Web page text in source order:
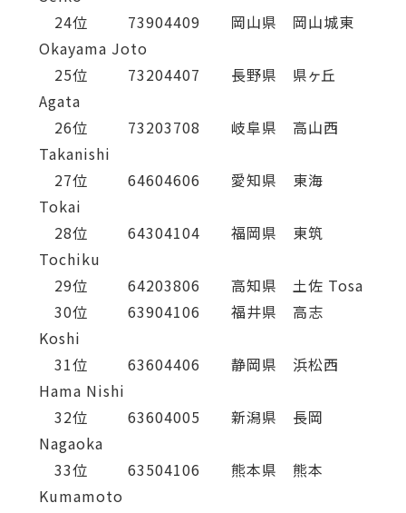
24位 73904409 岡山県 岡山城東
Okayama Joto
25位 73204407 長野県 県ヶ丘
Agata
26位 73203708 岐阜県 高山西
Takanishi
27位 64604606 愛知県 東海
Tokai
28位 64304104 福岡県 東筑
Tochiku
29位 64203806 高知県 土佐 Tosa
30位 63904106 福井県 高志
Koshi
31位 63604406 静岡県 浜松西
Hama Nishi
32位 63604005 新潟県 長岡
Nagaoka
33位 63504106 熊本県 熊本
Kumamoto